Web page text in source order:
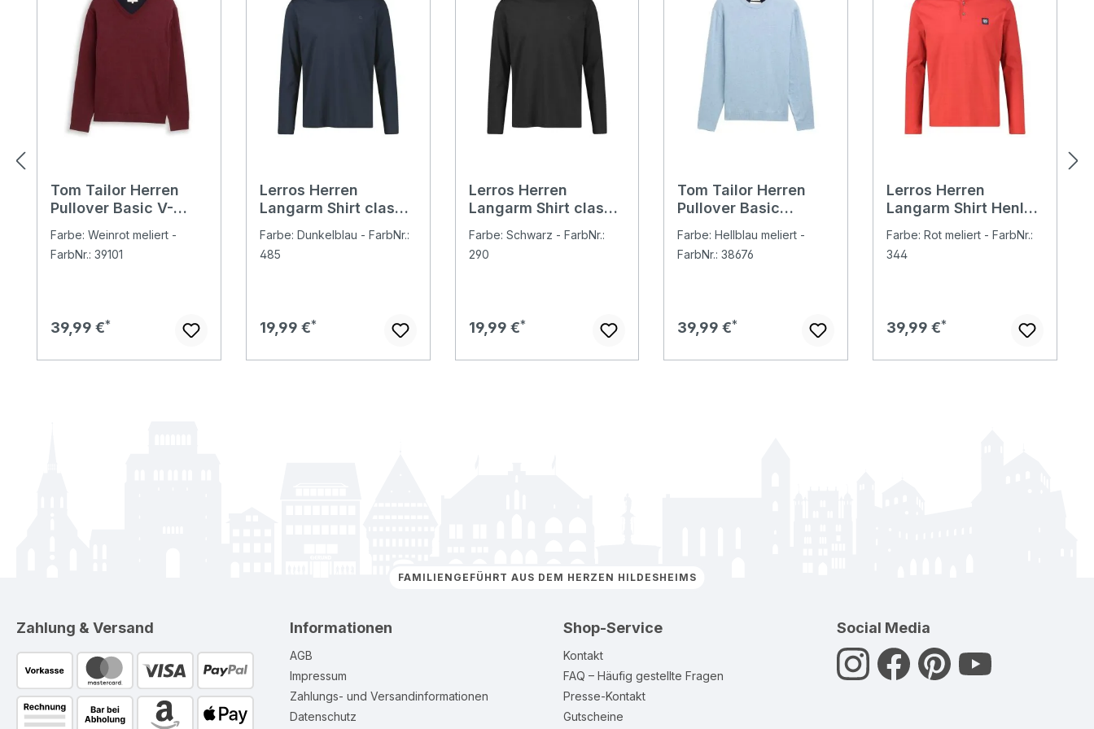
Tom Tailor Herren
Pullover Basic V-
melange
Farbe: Weinrot meliert -
FarbNr.: 39101
Regulärer Preis:
39,99 €
Lerros Herren
Langarm Shirt classic
Farbe: Dunkelblau - FarbNr.:
485
Regulärer Preis:
19,99 €
Lerros Herren
Langarm Shirt classic
Farbe: Schwarz - FarbNr.:
290
Regulärer Preis:
19,99 €
Tom Tailor Herren
Pullover Basic
metal blue melange
Farbe: Hellblau meliert -
FarbNr.: 38676
Regulärer Preis:
39,99 €
Lerros Herren
Langarm Shirt Henley
melange
Farbe: Rot meliert - FarbNr.:
344
Regulärer Preis:
39,99 €
FAMILIENGEFÜHRT AUS DEM HERZEN HILDESHEIMS
Zahlung & Versand Informationen
AGB
Impressum
Zahlungs- und Versandinformationen
Datenschutz
Shop-Service
Kontakt
FAQ – Häufig gestellte Fragen
Presse-Kontakt
Gutscheine
Social Media